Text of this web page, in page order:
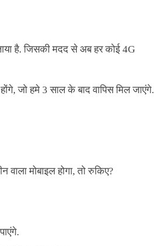
है. जिसकी मदद से अब हर कोई 4G
जो हमे 3 साल के बाद वापिस मिल जाएंगे.
मोबाइल होगा, तो रुकिए?